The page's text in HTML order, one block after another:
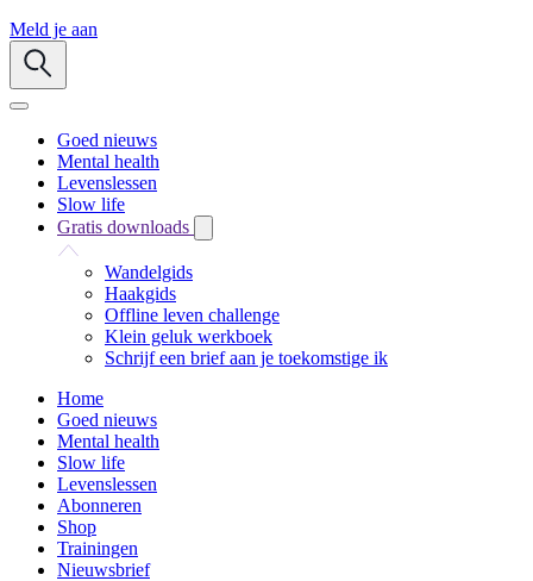
Meld je aan
Goed nieuws
Mental health
Levenslessen
Slow life
Gratis downloads
Wandelgids
Haakgids
Offline leven challenge
Klein geluk werkboek
Schrijf een brief aan je toekomstige ik
Home
Goed nieuws
Mental health
Slow life
Levenslessen
Abonneren
Shop
Trainingen
Nieuwsbrief